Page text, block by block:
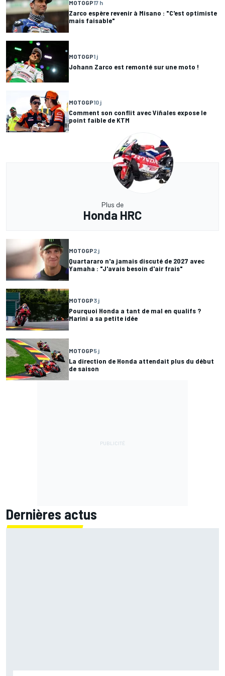
MOTOGP17 h
Zarco espère revenir à Misano : "C'est optimiste
mais faisable"
MOTOGP1 j
Johann Zarco est remonté sur une moto !
MOTOGP10 j
Comment son conflit avec Viñales expose le
point faible de KTM
Plus de
Honda HRC
MOTOGP2 j
Quartararo n'a jamais discuté de 2027 avec
Yamaha : "J'avais besoin d'air frais"
MOTOGP3 j
Pourquoi Honda a tant de mal en qualifs ?
Marini a sa petite idée
MOTOGP5 j
La direction de Honda attendait plus du début
de saison
Dernières actus